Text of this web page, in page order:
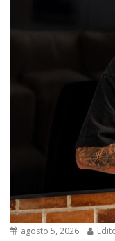
agosto 5, 2026